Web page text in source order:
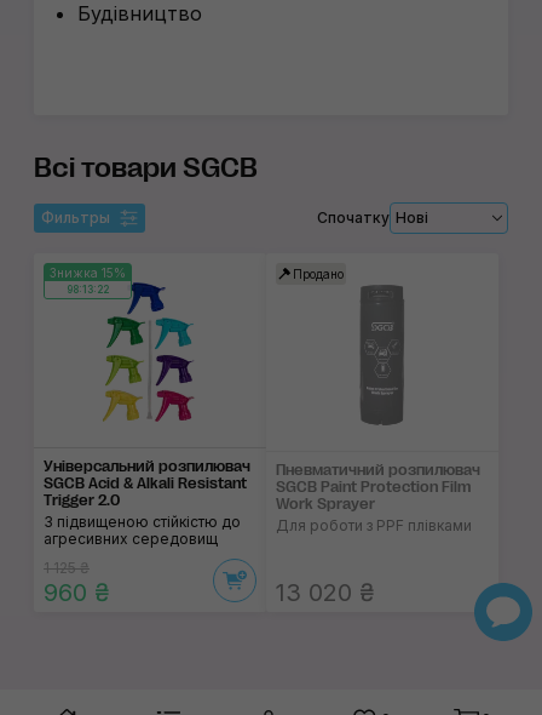
Будівництво
Всі товари SGCB
Фильтры Спочатку Нові
Знижка 15%
98:13:21
Універсальний розпилювач
SGCB Acid & Alkali Resistant
Trigger 2.0
З підвищеною стійкістю до
агресивних середовищ
1 125 ₴
960 ₴
Продано
Пневматичний розпилювач
SGCB Paint Protection Film
Work Sprayer
Для роботи з PPF плівками
13 020 ₴